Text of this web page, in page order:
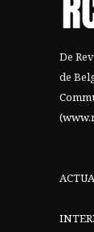
De
de